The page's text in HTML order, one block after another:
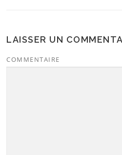
LAISSER UN
COMMENTAIRE